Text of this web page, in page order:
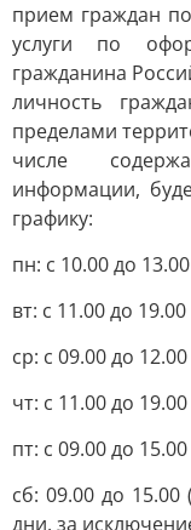
прием граждан
услуги по
гражданина
личность
пределами
числе
информации,
графику:
пн: с 10.00 до 13.00
вт: с 11.00 до 19.00
ср: с 09.00 до 12.00
чт: с 11.00 до 19.00
пт: с 09.00 до 15.00
сб: 09.00 до
дни, за